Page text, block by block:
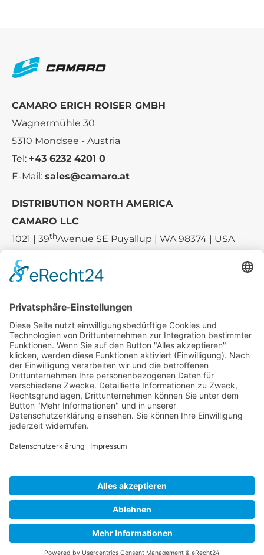
CAMARO ERICH ROISER GMBH
Wagnermühle 30
5310 Mondsee - Austria
Tel: +43 6232 4201 0
E-Mail: sales@camaro.at
DISTRIBUTION NORTH AMERICA
CAMARO LLC
1021 | 39thAvenue SE Puyallup | WA 98374 | USA
Tel.:+1 253-867-57 35
Unternehmen
Service
Media
© 2026 - Camaro Erich Roiser GmbH
AGB Impressum
und ggf. Nachnahmegebühren, wenn nicht anders angegeben.